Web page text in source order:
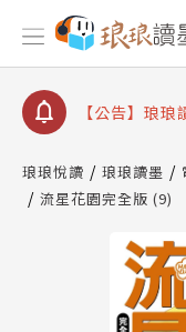
【公告】琅琅
查詢
【公告】琅琅
【公告】琅
請圖文教學
【公告】琅琅
查詢
【公告】琅
琅琅悅讀 琅琅讀墨
流星花園完全版 (9)